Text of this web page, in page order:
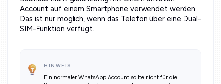
Account auf einem Smartphone verwendet werden.
Das ist nur möglich, wenn das Telefon über eine Dual-
SIM-Funktion verfügt.
HINWEIS
Ein normaler WhatsApp Account sollte nicht für die